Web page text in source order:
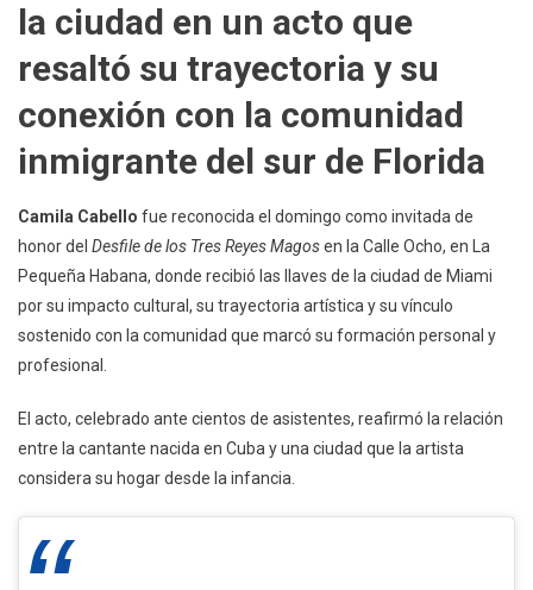
De
Miami
En
Desfile
De
Los
la ciudad en un acto que
resaltó su trayectoria y su
conexión con la comunidad
inmigrante del sur de Florida
Camila Cabello fue reconocida el domingo como invitada de
honor del Desfile de los Tres Reyes Magosen la Calle Ocho, en La
Pequeña Habana, donde recibió las llaves de la ciudad de Miami
por su impacto cultural, su trayectoria artística y su vínculo
sostenido con la comunidad que marcó su formación personal y
profesional.
El acto, celebrado ante cientos de asistentes, reafirmó la relación
entre la cantante nacida en Cuba y una ciudad que la artista
considera su hogar desde la infancia.